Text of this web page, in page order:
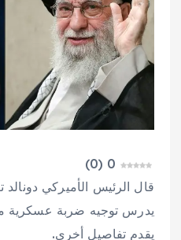
0
(
0
)
قال الرئيس ⁠الأميركي دونالد
‌يدرس ​توجيه ضربة ‌عسكرية
‌يقدم تفاصيل أخرى.